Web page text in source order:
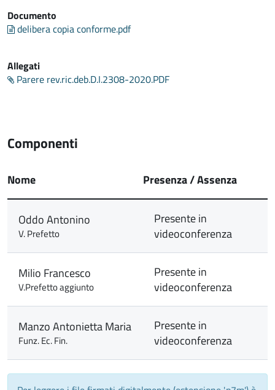
Documento
delibera copia conforme.pdf
Allegati
Parere rev.ric.deb.D.I.2308-2020.PDF
Componenti
Nome Presenza / Assenza
Oddo Antonino
V. Prefetto
Presente in
videoconferenza
Milio Francesco
V.Prefetto aggiunto
Presente in
videoconferenza
Manzo Antonietta Maria
Funz. Ec. Fin.
Presente in
videoconferenza